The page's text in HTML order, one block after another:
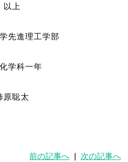
以上
先進理工学部
学科一年
原聡太
前の記事へ 次の記事へ